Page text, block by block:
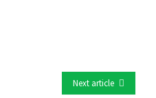
Next article